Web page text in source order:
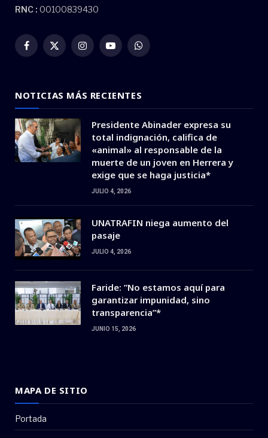
RNC : 00100839430
Facebook
X
InstagramYouTubeWhatsApp
NOTICIAS MÁS RECIENTES
Presidente Abinader expresa su
total indignación, califica de
«animal» al responsable de la
muerte de un joven en Herrera y
exige que se haga justicia*
JULIO 4, 2026
UNATRAFIN niega aumento del
pasaje
JULIO 4, 2026
Faride: ”No estamos aquí para
garantizar impunidad, sino
transparencia”*
JUNIO 15, 2026
MAPA DE SITIO
Portada